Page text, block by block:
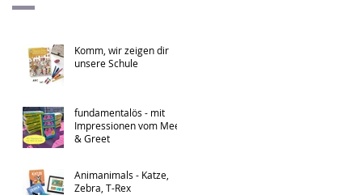
Komm, wir zeigen dir
unsere Schule
fundamentalös - mit
Impressionen vom Meet
& Greet
Animanimals - Katze,
Zebra, T-Rex